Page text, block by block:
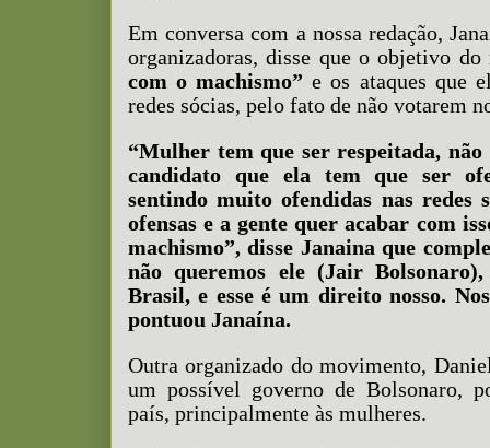
Em conversa com a nossa redação,
organizadoras, disse que o objetivo
com o machismo”e os ataques que
redes sócias, pelo fato de não votarem
“Mulher tem que ser respeitada,
candidato que ela tem que ser
sentindo muito ofendidas nas redes
ofensas e a gente quer acabar com
machismo”, disse Janaina que
não queremos ele (Jair
Brasil, e esse é um direito nosso.
pontuou Janaína.
Outra organizado do movimento,
um possível governo de Bolsonaro,
país, principalmente às mulheres.